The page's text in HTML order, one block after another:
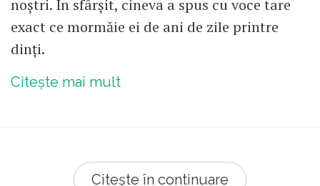
noștri. În sfârșit, cineva a spus cu voce tare
exact ce mormăie ei de ani de zile printre
dinți.
Citește mai mult
Citește în continuare